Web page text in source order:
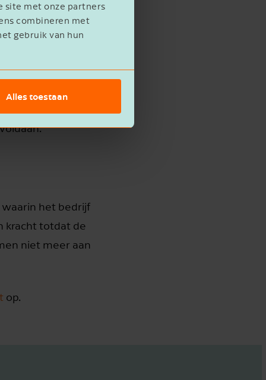
site met onze partners
combineren met
gebruik van hun
Alles toestaan
uit van een
In
bedrijf
waarin het bedrijf
kracht totdat de
niet meer aan
op.